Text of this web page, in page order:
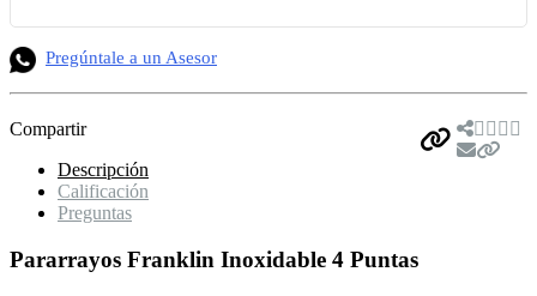
Pregúntale a un Asesor
Compartir
Descripción
Calificación
Preguntas
Pararrayos Franklin Inoxidable 4 Puntas